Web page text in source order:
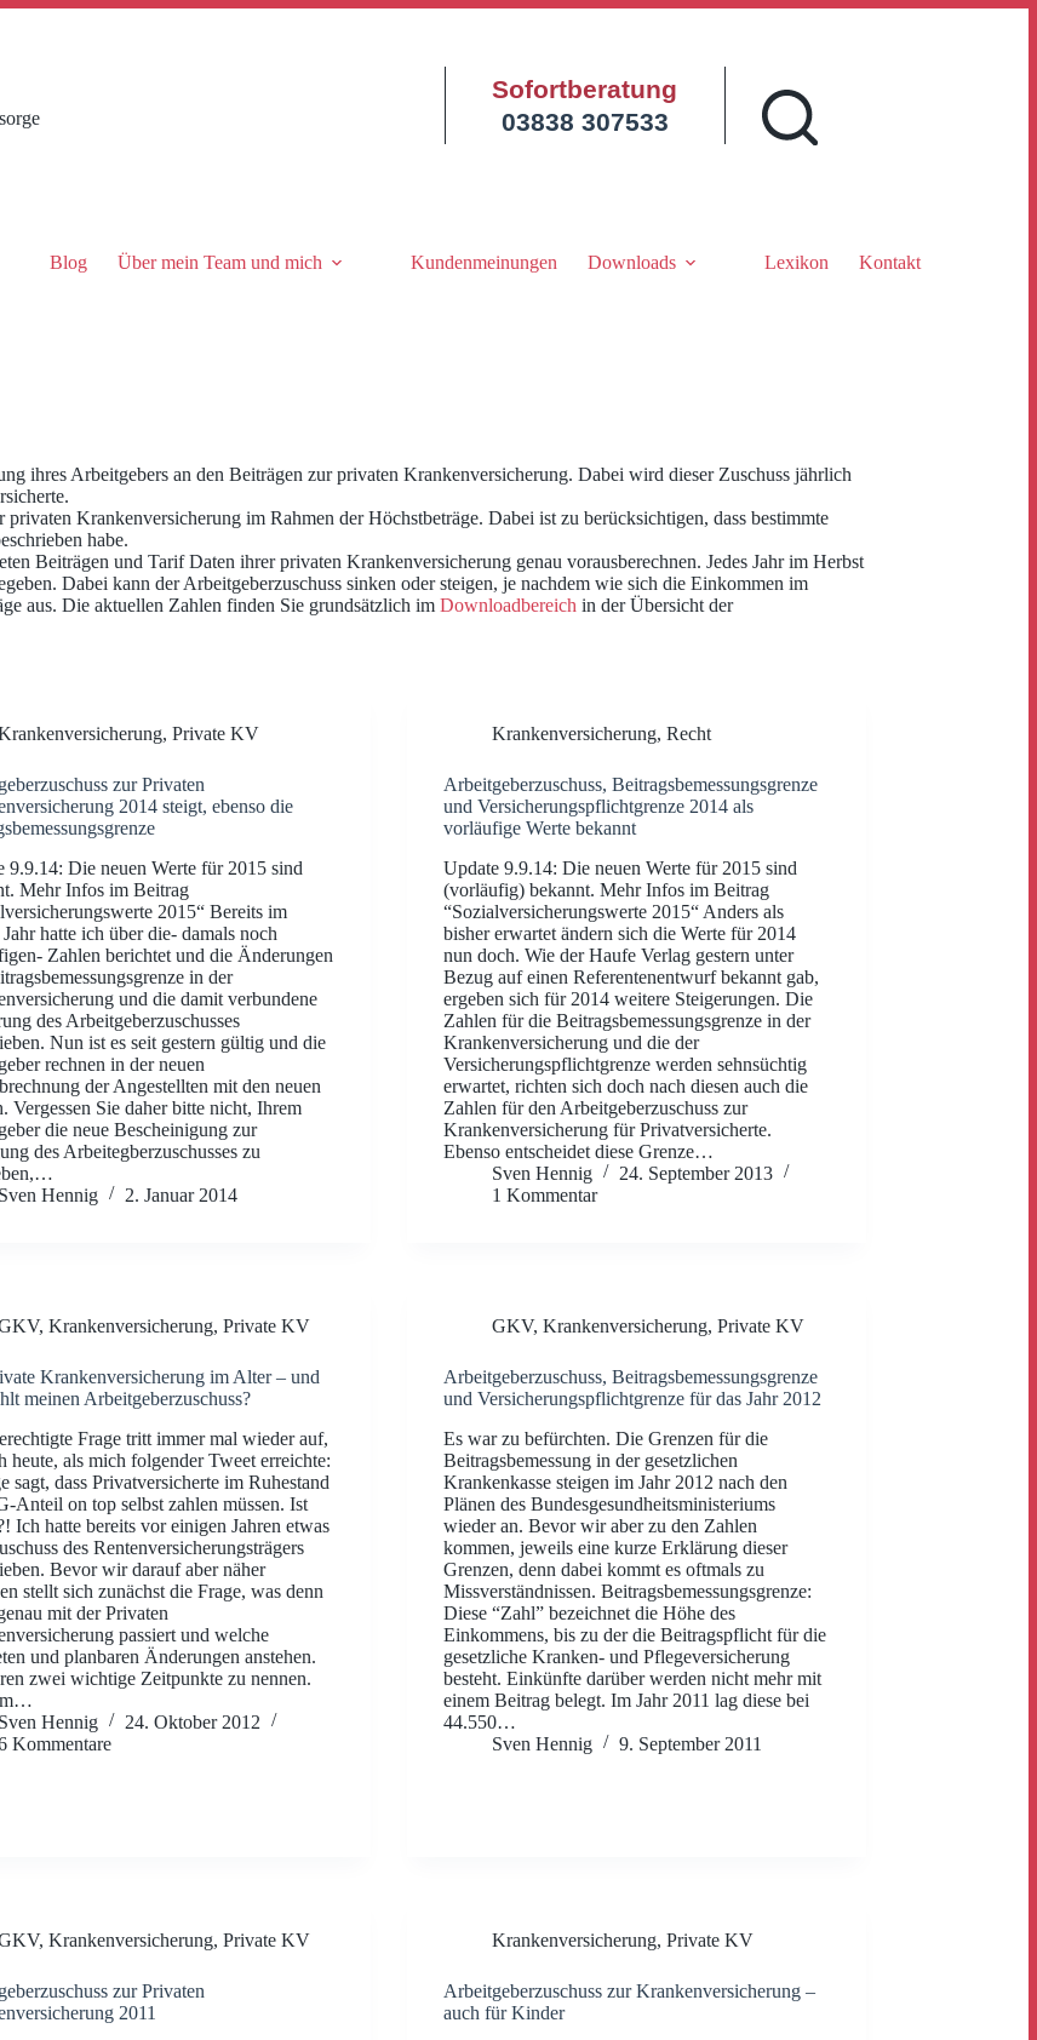
Sofortberatung
03838 307533
Blog Über mein Team und mich Kundenmeinungen Downloads Lexikon Kontakt
ihres Arbeitgebers an den Beiträgen zur privaten Krankenversicherung. Dabei wird dieser Zuschuss jährlich
Krankenversicherung im Rahmen der Höchstbeträge. Dabei ist zu berücksichtigen, dass bestimmte
habe.
Beiträgen und Tarif Daten ihrer privaten Krankenversicherung genau vorausberechnen. Jedes Jahr im Herbst
Dabei kann der Arbeitgeberzuschuss sinken oder steigen, je nachdem wie sich die Einkommen im
aus. Die aktuellen Zahlen finden Sie grundsätzlich im Downloadbereich in der Übersicht der
, Private KV
zur Privaten
2014 steigt, ebenso die
9.9.14: Die neuen Werte für 2015 sind
Mehr Infos im Beitrag
2015“ Bereits im
hatte ich über die- damals noch
Zahlen berichtet und die Änderungen
in der
und die damit verbundene
des Arbeitgeberzuschusses
Nun ist es seit gestern gültig und die
rechnen in der neuen
der Angestellten mit den neuen
Vergessen Sie daher bitte nicht, Ihrem
die neue Bescheinigung zur
des Arbeitegberzuschusses zu
Sven Hennig
2. Januar 2014
Krankenversicherung,Recht
Arbeitgeberzuschuss, Beitragsbemessungsgrenze
und Versicherungspflichtgrenze 2014 als
vorläufige Werte bekannt
Update 9.9.14: Die neuen Werte für 2015 sind
(vorläufig) bekannt. Mehr Infos im Beitrag
“Sozialversicherungswerte 2015“ Anders als
bisher erwartet ändern sich die Werte für 2014
nun doch. Wie der Haufe Verlag gestern unter
Bezug auf einen Referentenentwurf bekannt gab,
ergeben sich für 2014 weitere Steigerungen. Die
Zahlen für die Beitragsbemessungsgrenze in der
Krankenversicherung und die der
Versicherungspflichtgrenze werden sehnsüchtig
erwartet, richten sich doch nach diesen auch die
Zahlen für den Arbeitgeberzuschuss zur
Krankenversicherung für Privatversicherte.
Ebenso entscheidet diese Grenze…
Sven Hennig
24. September 2013
1 Kommentar
, Krankenversicherung, Private KV
Krankenversicherung im Alter – und
meinen Arbeitgeberzuschuss?
Frage tritt immer mal wieder auf,
heute, als mich folgender Tweet erreichte:
sagt, dass Privatversicherte im Ruhestand
Anteil on top selbst zahlen müssen. Ist
Ich hatte bereits vor einigen Jahren etwas
des Rentenversicherungsträgers
Bevor wir darauf aber näher
stellt sich zunächst die Frage, was denn
mit der Privaten
passiert und welche
und planbaren Änderungen anstehen.
zwei wichtige Zeitpunkte zu nennen.
Sven Hennig
24. Oktober 2012
Kommentare
GKV,Krankenversicherung,Private KV
Arbeitgeberzuschuss, Beitragsbemessungsgrenze
und Versicherungspflichtgrenze für das Jahr 2012
Es war zu befürchten. Die Grenzen für die
Beitragsbemessung in der gesetzlichen
Krankenkasse steigen im Jahr 2012 nach den
Plänen des Bundesgesundheitsministeriums
wieder an. Bevor wir aber zu den Zahlen
kommen, jeweils eine kurze Erklärung dieser
Grenzen, denn dabei kommt es oftmals zu
Missverständnissen. Beitragsbemessungsgrenze:
Diese “Zahl” bezeichnet die Höhe des
Einkommens, bis zu der die Beitragspflicht für die
gesetzliche Kranken- und Pflegeversicherung
besteht. Einkünfte darüber werden nicht mehr mit
einem Beitrag belegt. Im Jahr 2011 lag diese bei
44.550…
Sven Hennig
9. September 2011
, Krankenversicherung, Private KV
zur Privaten
2011
Krankenversicherung,Private KV
Arbeitgeberzuschuss zur Krankenversicherung –
auch für Kinder